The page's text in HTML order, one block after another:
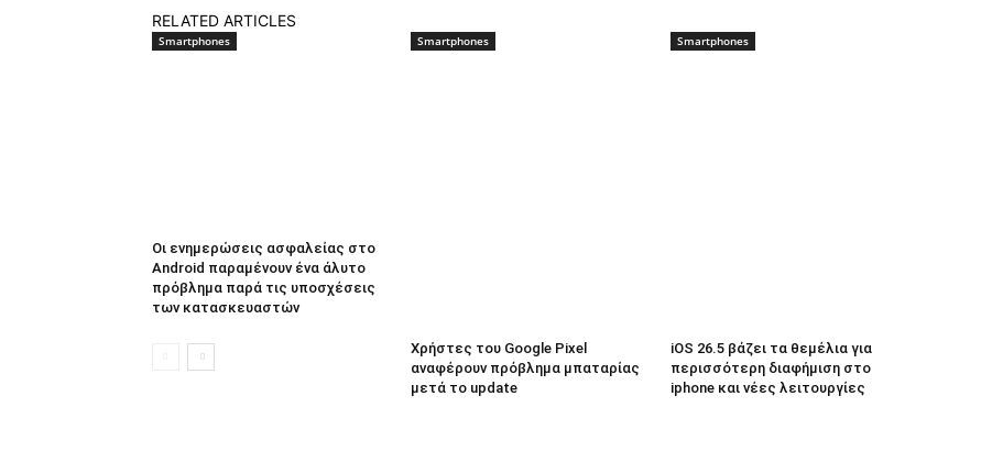
RELATED ARTICLES
Smartphones
Οι ενημερώσεις ασφαλείας στο
Android παραμένουν ένα άλυτο
πρόβλημα παρά τις υποσχέσεις
των κατασκευαστών
Smartphones
Χρήστες του Google Pixel
αναφέρουν πρόβλημα μπαταρίας
μετά το update
Smartphones
iOS 26.5 βάζει τα θεμέλια για
περισσότερη διαφήμιση στο
iphone και νέες λειτουργίες